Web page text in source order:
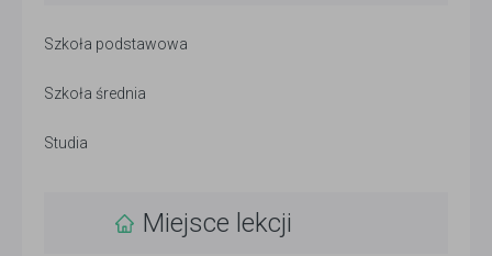
Szkoła podstawowa
Szkoła średnia
Studia
Miejsce lekcji